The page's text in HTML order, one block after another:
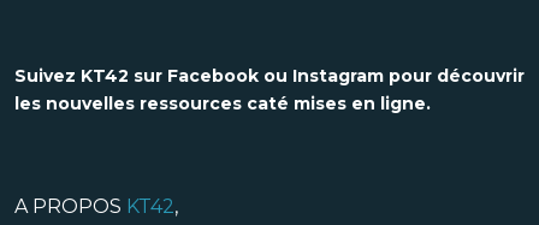
Suivez KT42 sur Facebook ou Instagram pour découvrir
les nouvelles ressources caté mises en ligne.
A PROPOS KT42,